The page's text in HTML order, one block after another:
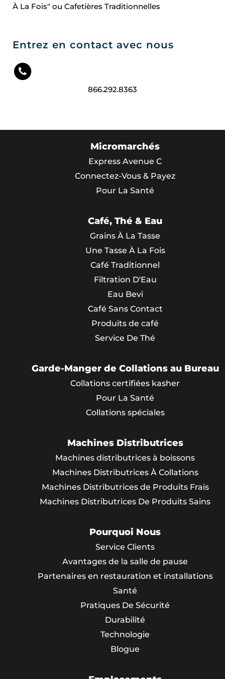
À La Fois" ou Cafetières Traditionnelles
Entrez en contact avec nous
866.292.8363
Micromarchés
Express Avenue C
Connectez-Vous & Payez
Pour La Santé
Café, Thé & Eau
Grains À La Tasse
Une Tasse À La Fois
Café Traditionnel
Filtration D'Eau
Eau Bevi
Café Sans Contact
Produits de café
Service De Thé
Garde-Manger de Collations au Bureau
Collations certifiées kasher
Pour La Santé
Collations spéciales
Machines Distributrices
Machines distributrices à boissons
Machines Distributrices À Collations
Machines Distributrices de Produits Frais
Machines Distributrices De Produits Sains
Pourquoi Nous
Service Clients
Avantages de la salle de pause
Partenaires en restauration et installations
Santé
Pratiques De Sécurité
Durabilité
Technologie
Blogue